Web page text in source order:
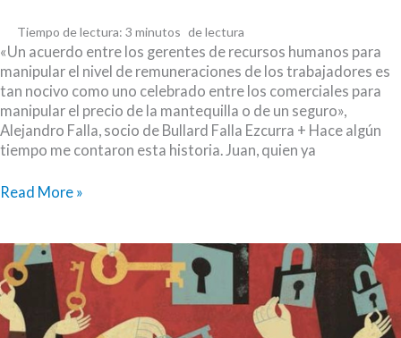
Tiempo de lectura: 3 minutos
«Un acuerdo entre los gerentes de recursos humanos para
manipular el nivel de remuneraciones de los trabajadores es
tan nocivo como uno celebrado entre los comerciales para
manipular el precio de la mantequilla o de un seguro»,
Alejandro Falla, socio de Bullard Falla Ezcurra + Hace algún
tiempo me contaron esta historia. Juan, quien ya
“La
dura”:
regulación
de
competencia
Read More »